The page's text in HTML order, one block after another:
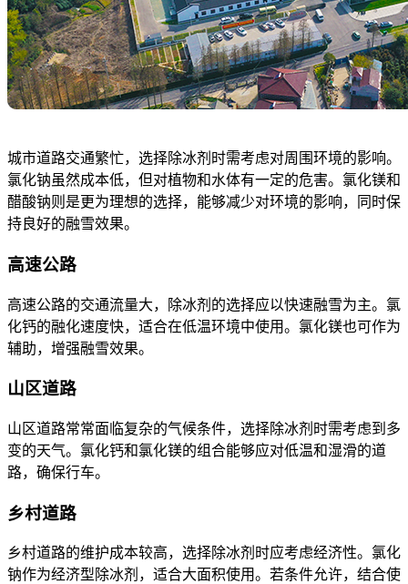
城市道路交通繁忙，选择除冰剂时需考虑对周围环境的影响。
氯化钠虽然成本低，但对植物和水体有一定的危害。氯化镁和
醋酸钠则是更为理想的选择，能够减少对环境的影响，同时保
持良好的融雪效果。
高速公路
高速公路的交通流量大，除冰剂的选择应以快速融雪为主。氯
化钙的融化速度快，适合在低温环境中使用。氯化镁也可作为
辅助，增强融雪效果。
山区道路
山区道路常常面临复杂的气候条件，选择除冰剂时需考虑到多
变的天气。氯化钙和氯化镁的组合能够应对低温和湿滑的道
路，确保行车。
乡村道路
乡村道路的维护成本较高，选择除冰剂时应考虑经济性。氯化
钠作为经济型除冰剂，适合大面积使用。若条件允许，结合使